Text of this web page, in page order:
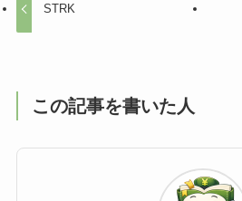
STRK
この記事を書いた人